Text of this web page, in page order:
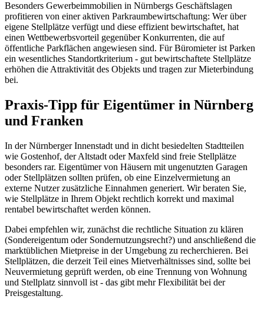
Besonders Gewerbeimmobilien in Nürnbergs Geschäftslagen
profitieren von einer aktiven Parkraumbewirtschaftung: Wer über
eigene Stellplätze verfügt und diese effizient bewirtschaftet, hat
einen Wettbewerbsvorteil gegenüber Konkurrenten, die auf
öffentliche Parkflächen angewiesen sind. Für Büromieter ist Parken
ein wesentliches Standortkriterium - gut bewirtschaftete Stellplätze
erhöhen die Attraktivität des Objekts und tragen zur Mieterbindung
bei.
Praxis-Tipp für Eigentümer in Nürnberg
und Franken
In der Nürnberger Innenstadt und in dicht besiedelten Stadtteilen
wie Gostenhof, der Altstadt oder Maxfeld sind freie Stellplätze
besonders rar. Eigentümer von Häusern mit ungenutzten Garagen
oder Stellplätzen sollten prüfen, ob eine Einzelvermietung an
externe Nutzer zusätzliche Einnahmen generiert. Wir beraten Sie,
wie Stellplätze in Ihrem Objekt rechtlich korrekt und maximal
rentabel bewirtschaftet werden können.
Dabei empfehlen wir, zunächst die rechtliche Situation zu klären
(Sondereigentum oder Sondernutzungsrecht?) und anschließend die
marktüblichen Mietpreise in der Umgebung zu recherchieren. Bei
Stellplätzen, die derzeit Teil eines Mietverhältnisses sind, sollte bei
Neuvermietung geprüft werden, ob eine Trennung von Wohnung
und Stellplatz sinnvoll ist - das gibt mehr Flexibilität bei der
Preisgestaltung.